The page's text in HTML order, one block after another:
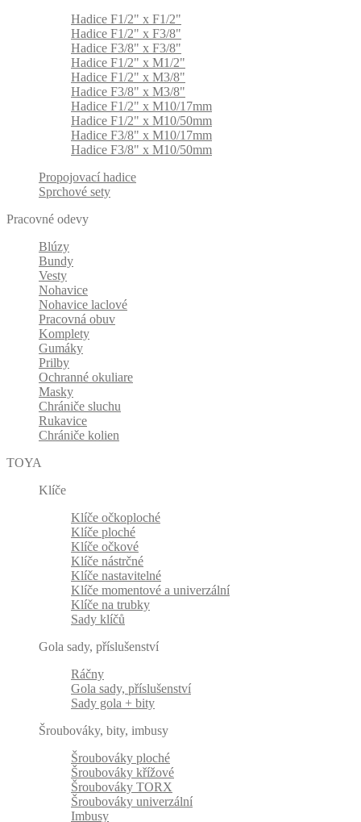
Hadice F1/2" x F1/2"
Hadice F1/2" x F3/8"
Hadice F3/8" x F3/8"
Hadice F1/2" x M1/2"
Hadice F1/2" x M3/8"
Hadice F3/8" x M3/8"
Hadice F1/2" x M10/17mm
Hadice F1/2" x M10/50mm
Hadice F3/8" x M10/17mm
Hadice F3/8" x M10/50mm
Propojovací hadice
Sprchové sety
Pracovné odevy
Blúzy
Bundy
Vesty
Nohavice
Nohavice laclové
Pracovná obuv
Komplety
Gumáky
Prilby
Ochranné okuliare
Masky
Chrániče sluchu
Rukavice
Chrániče kolien
TOYA
Klíče
Klíče očkoploché
Klíče ploché
Klíče očkové
Klíče nástrčné
Klíče nastavitelné
Klíče momentové a univerzální
Klíče na trubky
Sady klíčů
Gola sady, příslušenství
Ráčny
Gola sady, příslušenství
Sady gola + bity
Šroubováky, bity, imbusy
Šroubováky ploché
Šroubováky křížové
Šroubováky TORX
Šroubováky univerzální
Imbusy